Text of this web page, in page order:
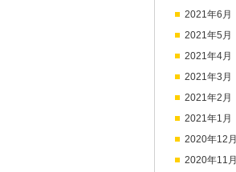
2021年6月
2021年5月
2021年4月
2021年3月
2021年2月
2021年1月
2020年12月
2020年11月